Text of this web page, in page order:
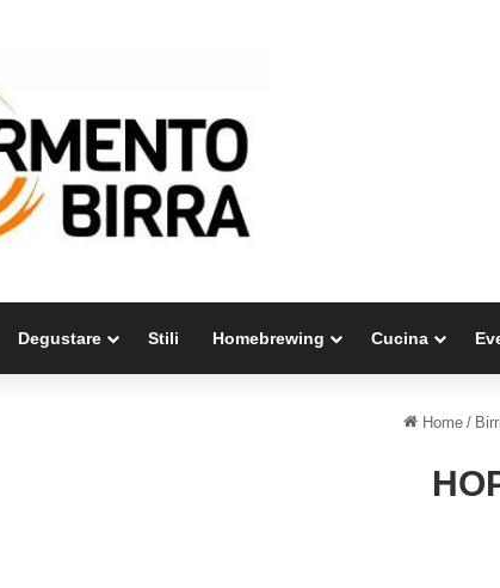
Degustare Stili Homebrewing Cucina
Home /